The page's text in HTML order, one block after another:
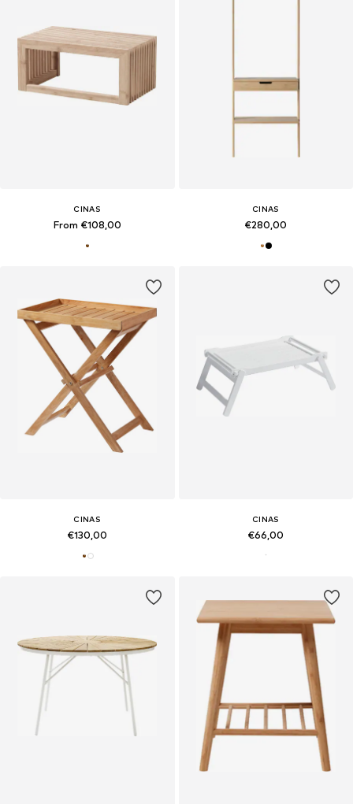
CINAS
From €108,00
CINAS
€280,00
CINAS
€130,00
CINAS
€66,00